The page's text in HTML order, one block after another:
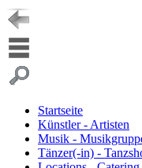
Startseite
Künstler - Artisten
Musik -
Tänzer(-in) -